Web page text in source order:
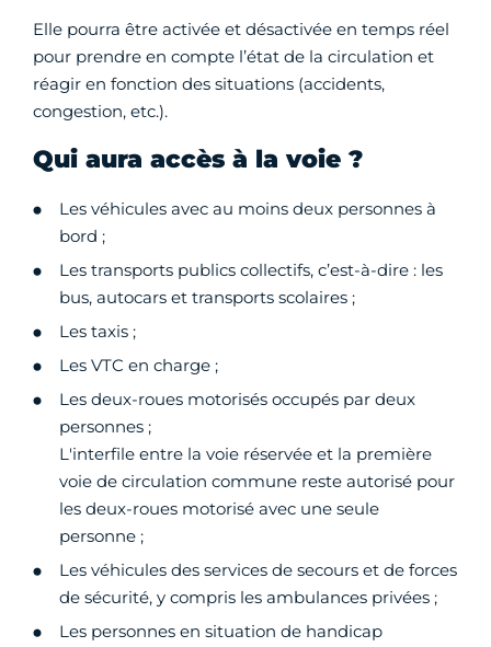
Elle pourra être activée et désactivée en temps réel
pour prendre en compte l’état de la circulation et
réagir en fonction des situations (accidents,
congestion, etc.).
Qui aura accès à la voie ?
Les véhicules avec au moins deux personnes à
bord ;
Les transports publics collectifs, c’est-à-dire : les
bus, autocars et transports scolaires ;
Les taxis ;
Les VTC en charge ;
Les deux-roues motorisés occupés par deux
personnes ;
L'interfile entre la voie réservée et la première
voie de circulation commune reste autorisé pour
les deux-roues motorisé avec une seule
personne ;
Les véhicules des services de secours et de forces
de sécurité, y compris les ambulances privées ;
Les personnes en situation de handicap